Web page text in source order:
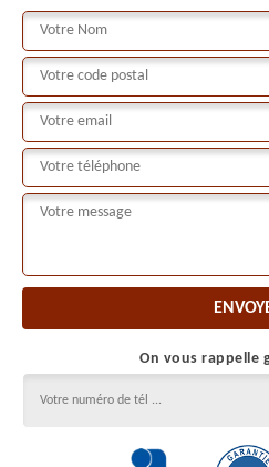
On vous rappelle